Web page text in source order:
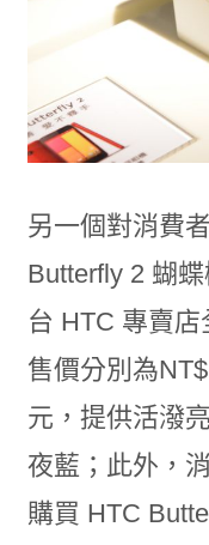
另一個對消費
Butterfly 2 蝴
台 HTC 專賣
售價分別為
元，提供活潑
夜藍；此外，
購買 HTC